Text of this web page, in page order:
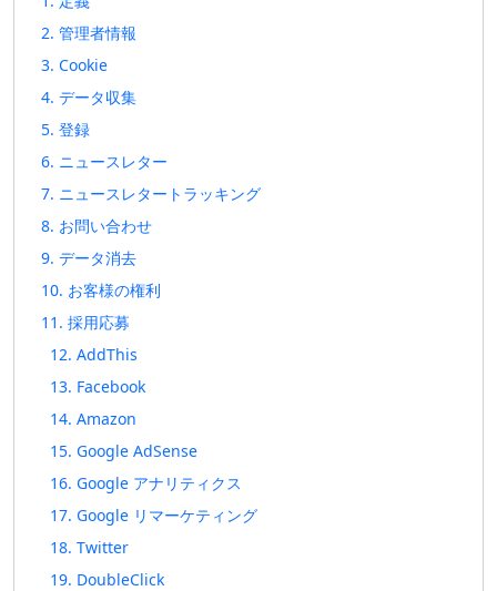
2. 管理者情報
3. Cookie
4. データ収集
5. 登録
6. ニュースレター
7. ニュースレタートラッキング
8. お問い合わせ
9. データ消去
10. お客様の権利
11. 採用応募
12. AddThis
13. Facebook
14. Amazon
15. Google AdSense
16. Google アナリティクス
17. Google リマーケティング
18. Twitter
19. DoubleClick